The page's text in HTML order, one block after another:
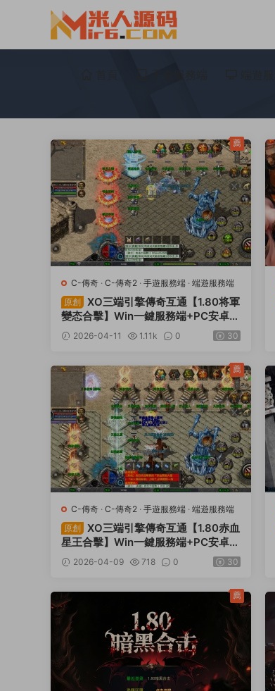
C-傳奇 · C-傳奇2 · 手遊服務端 · 端遊服務端
原創
XO三端引擎傳奇互通【1.80将軍
變态合擊】Win一鍵服務端+PC安卓蘋
果三端+加密工具+視頻架設教程
2026-04-11 1.11k 0 30
薦
C-傳奇 · C-傳奇2 · 手遊服務端 · 端遊服務端
原創
XO三端引擎傳奇互通【1.80赤血
星王合擊】Win一鍵服務端+PC安卓蘋
果三端+加密工具+視頻架設教程
2026-04-09 718 0 30
薦
薦